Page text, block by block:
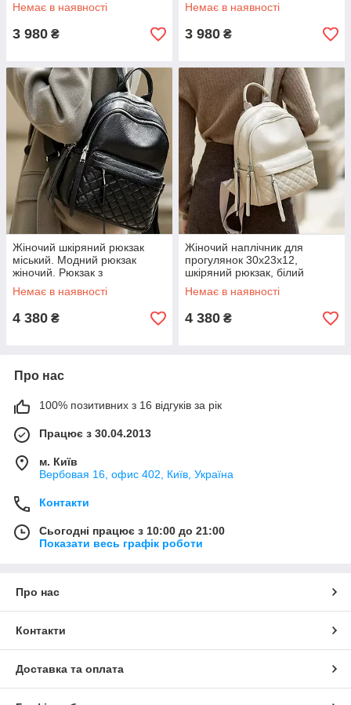
Немає в наявності
3 980 ₴
Немає в наявності
3 980 ₴
Жіночий шкіряний рюкзак
міський. Модний рюкзак
жіночий. Рюкзак з
натуральної шкіри чорний
49334
Немає в наявності
4 380 ₴
Жіночий наплічник для
прогулянок 30х23х12,
шкіряний рюкзак, білий
Немає в наявності
4 380 ₴
Про нас
100% позитивних з 16 відгуків за рік
Працює з 30.04.2013
м. Київ
Вербовая 16, офис 402, Київ, Україна
Контакти
Сьогодні працює з 10:00 до 21:00
Показати весь графік роботи
Про нас
Контакти
Доставка та оплата